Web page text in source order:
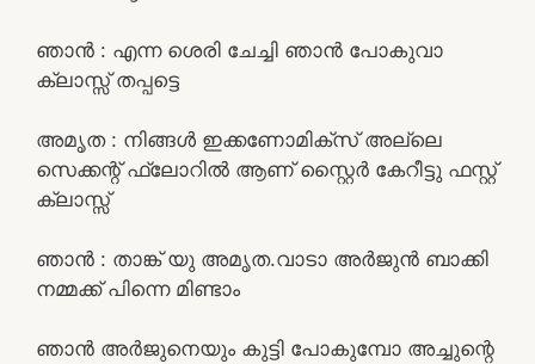
ഞാൻ : എന്ന ശെരി ചേച്ചി ഞാൻ പോകുവാ
ക്ലാസ്സ്‌ തപ്പട്ടെ
അമൃത : നിങ്ങൾ ഇക്കണോമിക്സ് അല്ലെ
സെക്കന്റ്‌ ഫ്ലോറിൽ ആണ് സ്റ്റൈർ കേറീട്ടു ഫസ്റ്റ്
ക്ലാസ്സ്‌
ഞാൻ : താങ്ക് യു അമൃത.വാടാ അർജുൻ ബാക്കി
നമ്മക്ക് പിന്നെ മിണ്ടാം
ഞാൻ അർജുനെയും കുട്ടി പോകുമ്പോ അച്ചുന്റെ